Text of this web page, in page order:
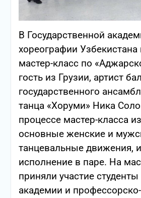
В Государственной
хореографии Узбекистана
мастер-класс по
гость из Грузии, артист
государственного
танца «Хоруми» Ника
процессе мастер-класса
основные женские и
танцевальные движения,
исполнение в паре. На
приняли участие
академии и профессорско-